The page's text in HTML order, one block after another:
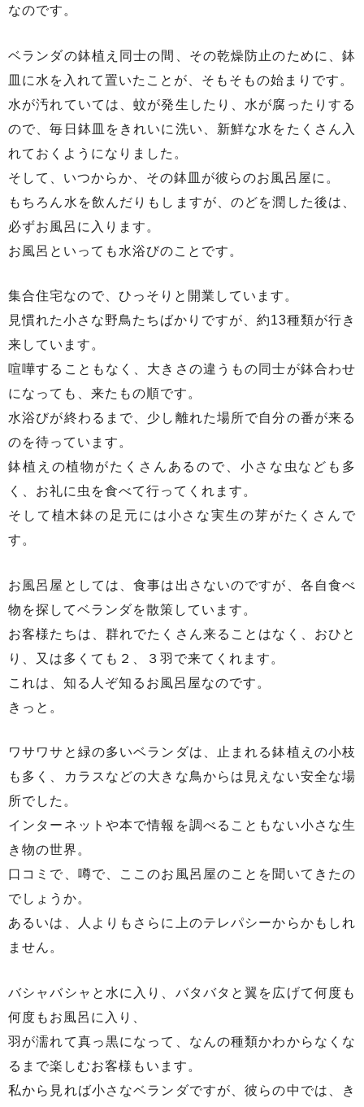
なのです。
ベランダの鉢植え同士の間、その乾燥防止のために、鉢
皿に水を入れて置いたことが、そもそもの始まりです。
水が汚れていては、蚊が発生したり、水が腐ったりする
ので、毎日鉢皿をきれいに洗い、新鮮な水をたくさん入
れておくようになりました。
そして、いつからか、その鉢皿が彼らのお風呂屋に。
もちろん水を飲んだりもしますが、のどを潤した後は、
必ずお風呂に入ります。
お風呂といっても水浴びのことです。
集合住宅なので、ひっそりと開業しています。
見慣れた小さな野鳥たちばかりですが、約13種類が行き
来しています。
喧嘩することもなく、大きさの違うもの同士が鉢合わせ
になっても、来たもの順です。
水浴びが終わるまで、少し離れた場所で自分の番が来る
のを待っています。
鉢植えの植物がたくさんあるので、小さな虫なども多
く、お礼に虫を食べて行ってくれます。
そして植木鉢の足元には小さな実生の芽がたくさんで
す。
お風呂屋としては、食事は出さないのですが、各自食べ
物を探してベランダを散策しています。
お客様たちは、群れでたくさん来ることはなく、おひと
り、又は多くても２、３羽で来てくれます。
これは、知る人ぞ知るお風呂屋なのです。
きっと。
ワサワサと緑の多いベランダは、止まれる鉢植えの小枝
も多く、カラスなどの大きな鳥からは見えない安全な場
所でした。
インターネットや本で情報を調べることもない小さな生
き物の世界。
口コミで、噂で、ここのお風呂屋のことを聞いてきたの
でしょうか。
あるいは、人よりもさらに上のテレパシーからかもしれ
ません。
バシャバシャと水に入り、バタバタと翼を広げて何度も
何度もお風呂に入り、
羽が濡れて真っ黒になって、なんの種類かわからなくな
るまで楽しむお客様もいます。
私から見れば小さなベランダですが、彼らの中では、き